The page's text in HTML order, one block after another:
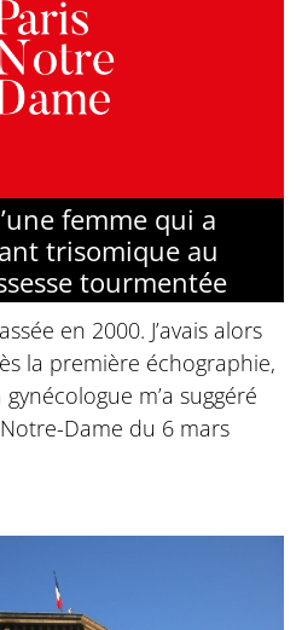
femme qui a
trisomique au
tourmentée
en 2000. J’avais alors
la première échographie,
m’a suggéré
Dame du 6 mars